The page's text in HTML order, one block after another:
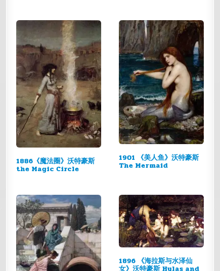
1886《魔法圈》沃特豪斯
the Magic Circle
1901 《美人鱼》沃特豪斯
The Mermaid
1896 《海拉斯与水泽仙
女》沃特豪斯 Hylas and